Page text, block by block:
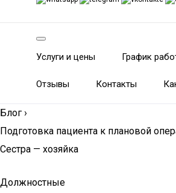
Услуги и цены График
Отзывы Контакты
Блог ›
Подготовка пациента к плановой
Сестра — хозяйка
Должностные